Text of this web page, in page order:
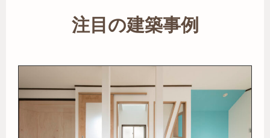
注目の建築事例